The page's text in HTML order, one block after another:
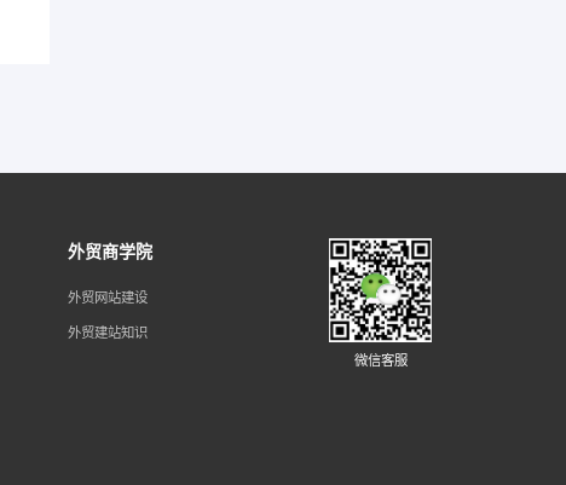
外贸商学院
外贸网站建设
外贸建站知识
微信客服